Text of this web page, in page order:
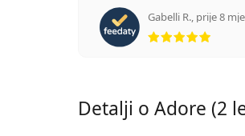
Gabelli R., prije 8
Detalji o Adore (2